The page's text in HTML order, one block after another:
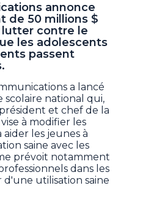
annonce
de 50 millions $
lutter contre le
les adolescents
passent
a lancé
national qui,
et chef de la
à modifier les
les jeunes à
saine avec les
prévoit notamment
dans les
utilisation saine